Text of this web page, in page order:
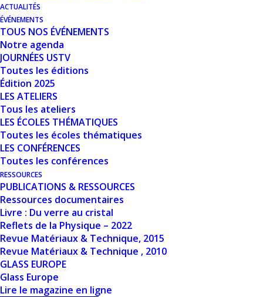
ACTUALITÉS
ÉVÉNEMENTS
TOUS NOS ÉVÉNEMENTS
Notre agenda
JOURNÉES USTV
Toutes les éditions
Édition 2025
LES ATELIERS
Tous les ateliers
LES ÉCOLES THÉMATIQUES
Toutes les écoles thématiques
LES CONFÉRENCES
Toutes les conférences
RESSOURCES
PUBLICATIONS & RESSOURCES
Ressources documentaires
Livre : Du verre au cristal
Reflets de la Physique – 2022
Revue Matériaux & Technique, 2015
Revue Matériaux & Technique , 2010
GLASS EUROPE
Glass Europe
Lire le magazine en ligne
Nombre de fichiers
Date de création
Dernière mise à
jour
ETUDE DES
VITRAUX DE LA
SAINTE-CHAPELLE
DE PARIS